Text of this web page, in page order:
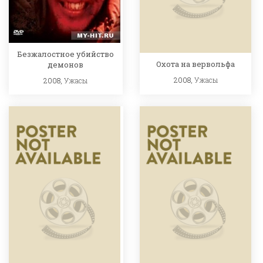
Безжалостное убийство
демонов
2008,Ужасы
Охота на вервольфа
2008, Ужасы